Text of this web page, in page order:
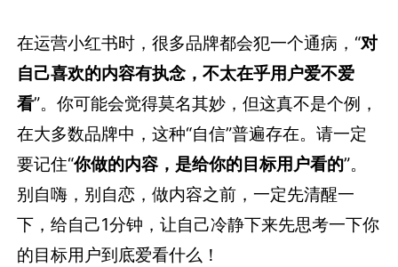
在运营小红书时，很多品牌都会犯一个通病，“对
自己喜欢的内容有执念，不太在乎用户爱不爱
看”。你可能会觉得莫名其妙，但这真不是个例，
在大多数品牌中，这种“自信”普遍存在。请一定
要记住“你做的内容，是给你的目标用户看的”。
别自嗨，别自恋，做内容之前，一定先清醒一
下，给自己1分钟，让自己冷静下来先思考一下你
的目标用户到底爱看什么！